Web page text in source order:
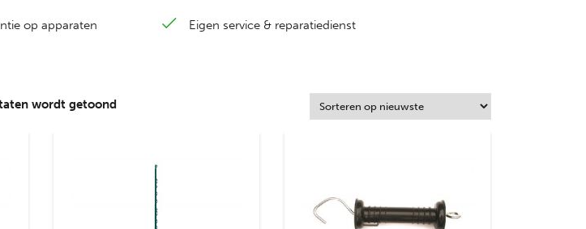
op apparaten Eigen service & reparatiedienst
wordt getoondGesorteerd